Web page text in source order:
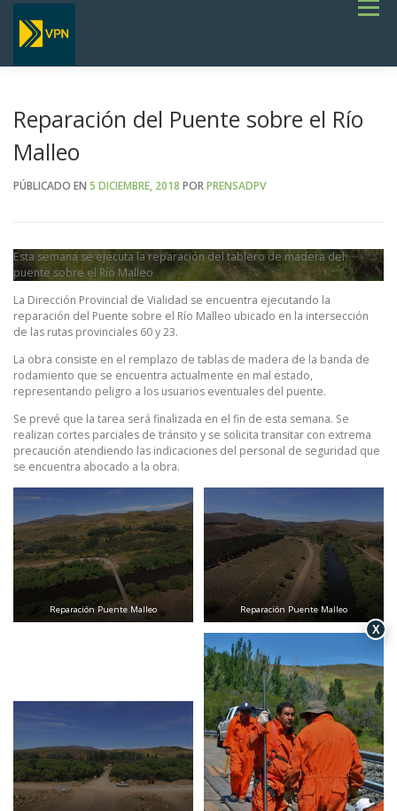
Saltar
contenido
Menú
GALERÍA
TERMINOS DE REFERENCIA GENERALES- OBRAS VIALES
Reparación del Puente sobre el Río
Malleo
PÚBLICADO EN 5 DICIEMBRE, 2018 PORPRENSADPV
Esta semana se ejecuta la reparación del tablero de madera del
puente sobre el Río Malleo
La Dirección Provincial de Vialidad se encuentra ejecutando la
reparación del Puente sobre el Río Malleo ubicado en la intersección
de las rutas provinciales 60 y 23.
La obra consiste en el remplazo de tablas de madera de la banda de
rodamiento que se encuentra actualmente en mal estado,
representando peligro a los usuarios eventuales del puente.
Se prevé que la tarea será finalizada en el fin de esta semana. Se
realizan cortes parciales de tránsito y se solicita transitar con extrema
precaución atendiendo las indicaciones del personal de seguridad que
se encuentra abocado a la obra.
Reparación Puente Malleo Reparación Puente Malleo
X